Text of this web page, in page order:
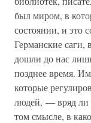
был миром, в
состоянии, и это
Германские саги,
дошли до нас
позднее время.
которые
людей, — вряд ли
том смысле, в